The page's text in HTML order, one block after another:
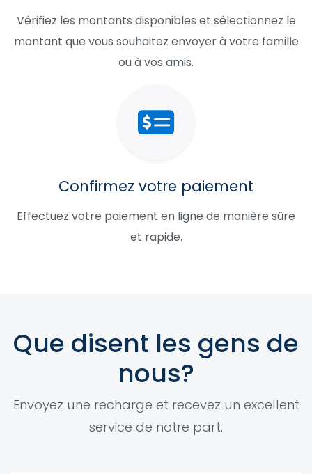
Vérifiez les montants disponibles et sélectionnez le
montant que vous souhaitez envoyer à votre famille
ou à vos amis.
Confirmez votre paiement
Effectuez votre paiement en ligne de manière sûre
et rapide.
Que disent les gens de
nous?
Envoyez une recharge et recevez un excellent
service de notre part.